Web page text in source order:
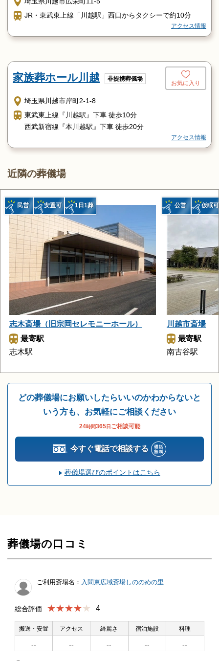
JR・東武東上線「川越駅」西口からタクシーで約10分
アクセス情報
家族葬ホール川越 非提携葬儀場
お気に入り
埼玉県川越市岸町2-1-8
東武東上線『川越駅』下車 徒歩10分
西武新宿線『本川越駅』下車 徒歩20分
アクセス情報
近隣の葬儀場
志木斎場（旧宗岡セレモニーホール）
最寄駅
志木駅
民営 安置可 1日1葬
川越市斎場
最寄駅
南古谷駅
公営 仮眠可
どの葬儀場にお願いしたらいいのかわからないと
いう方も、お気軽にご相談ください
24時間365日 ご相談可能
今すぐ電話で相談する
葬儀場選びのポイントはこちら
葬儀場の口コミ
ご利用斎場名： 入間東広域斎場しののめの里
総合評価 ★★★★ 4
搬送・安置
--
アクセス
--
綺麗さ
--
宿泊施設
--
料理
--